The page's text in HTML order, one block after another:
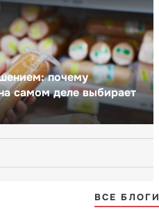
почему
самом деле выбирает
ВСЕ